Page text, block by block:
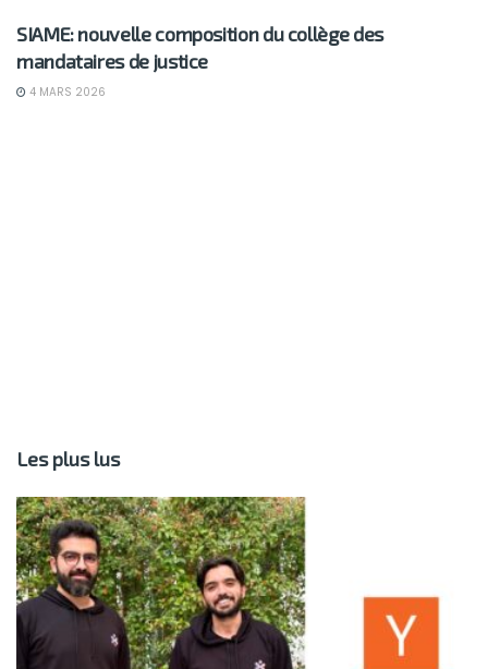
SIAME: nouvelle composition du collège des
mandataires de justice
4 MARS 2026
Les plus lus